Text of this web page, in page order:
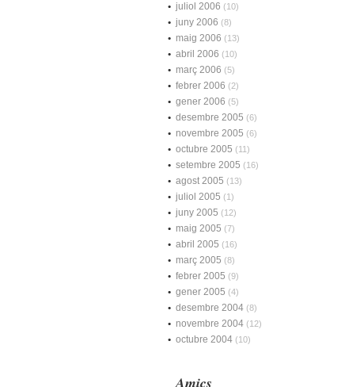
juliol 2006 (10)
juny 2006 (8)
maig 2006 (13)
abril 2006 (10)
març 2006 (5)
febrer 2006 (2)
gener 2006 (5)
desembre 2005 (6)
novembre 2005 (6)
octubre 2005 (11)
setembre 2005 (16)
agost 2005 (13)
juliol 2005 (1)
juny 2005 (12)
maig 2005 (7)
abril 2005 (16)
març 2005 (8)
febrer 2005 (9)
gener 2005 (4)
desembre 2004 (8)
novembre 2004 (12)
octubre 2004 (10)
Amics